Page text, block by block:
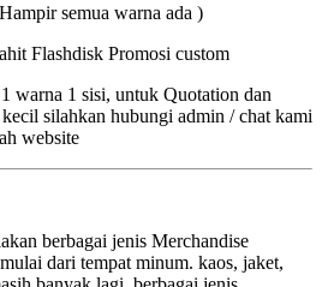
semua warna ada )
Flashdisk Promosi custom
warna 1 sisi, untuk Quotation dan
silahkan hubungi admin / chat kami
website
berbagai jenis Merchandise
dari tempat minum. kaos, jaket,